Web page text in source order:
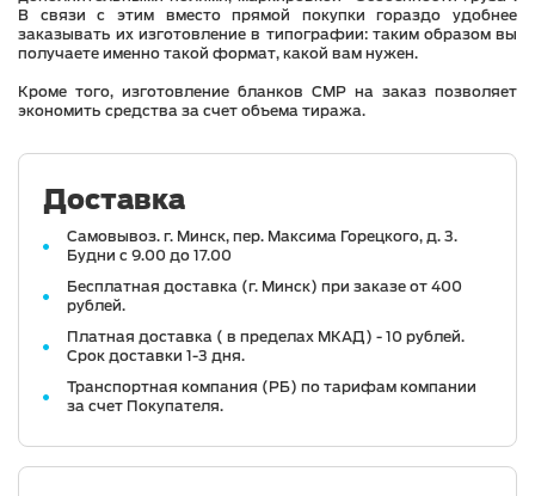
В связи с этим вместо прямой покупки гораздо удобнее
заказывать их изготовление в типографии: таким образом вы
получаете именно такой формат, какой вам нужен.
Кроме того, изготовление бланков СМР на заказ позволяет
экономить средства за счет объема тиража.
Доставка
Самовывоз. г. Минск, пер. Максима Горецкого, д. 3.
Будни с 9.00 до 17.00
Бесплатная доставка (г. Минск) при заказе от 400
рублей.
Платная доставка ( в пределах МКАД) - 10 рублей.
Срок доставки 1-3 дня.
Транспортная компания (РБ) по тарифам компании
за счет Покупателя.